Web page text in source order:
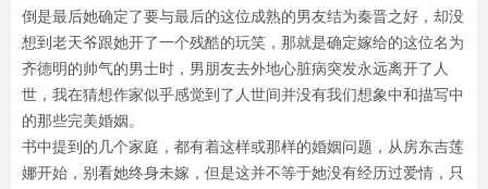
倒是最后她确定了要与最后的这位成熟的男友结为秦晋之好，却没
想到老天爷跟她开了一个残酷的玩笑，那就是确定嫁给的这位名为
齐德明的帅气的男士时，男朋友去外地心脏病突发永远离开了人
世，我在猜想作家似乎感觉到了人世间并没有我们想象中和描写中
的那些完美婚姻。
书中提到的几个家庭，都有着这样或那样的婚姻问题，从房东吉莲
娜开始，别看她终身未嫁，但是这并不等于她没有经历过爱情，只